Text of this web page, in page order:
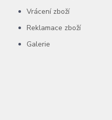
Vrácení zboží
Reklamace zboží
Galerie